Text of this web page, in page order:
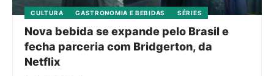
CULTURA GASTRONOMIA E BEBIDAS SÉRIES
Nova bebida se expande pelo Brasil e
fecha parceria com Bridgerton, da
Netflix